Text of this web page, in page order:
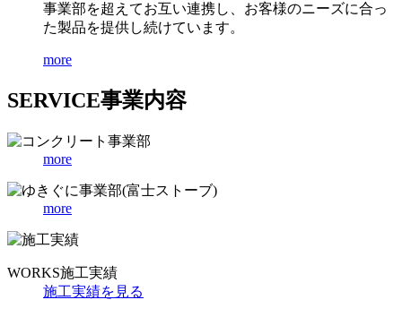
事業部を超えてお互い連携し、お客様のニーズに合っ
た製品を提供し続けています。
more
SERVICE事業内容
more
more
WORKS施工実績
施工実績を見る